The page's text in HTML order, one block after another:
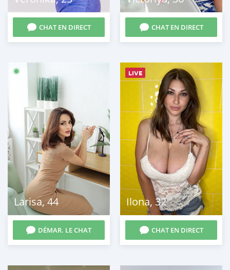
CHAT EN DIRECT CHAT EN DIRECT
Larisa, 44
DÉMAR. LE CHAT
Ilona,32
LIVE
CHAT EN DIRECT